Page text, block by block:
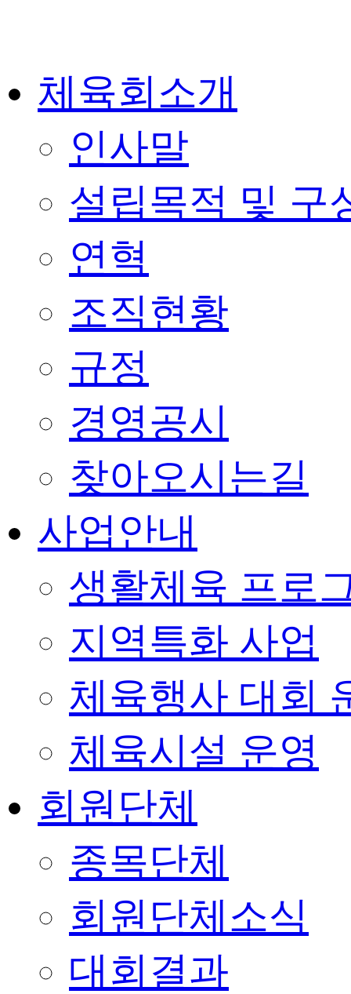
너
체육회소개
인사말
설립목적 및 구
연혁
조직현황
규정
경영공시
찾아오시는길
사업안내
생활체육 프로
지역특화 사업
체육행사 대회
체육시설 운영
회원단체
종목단체
회원단체소식
대회결과